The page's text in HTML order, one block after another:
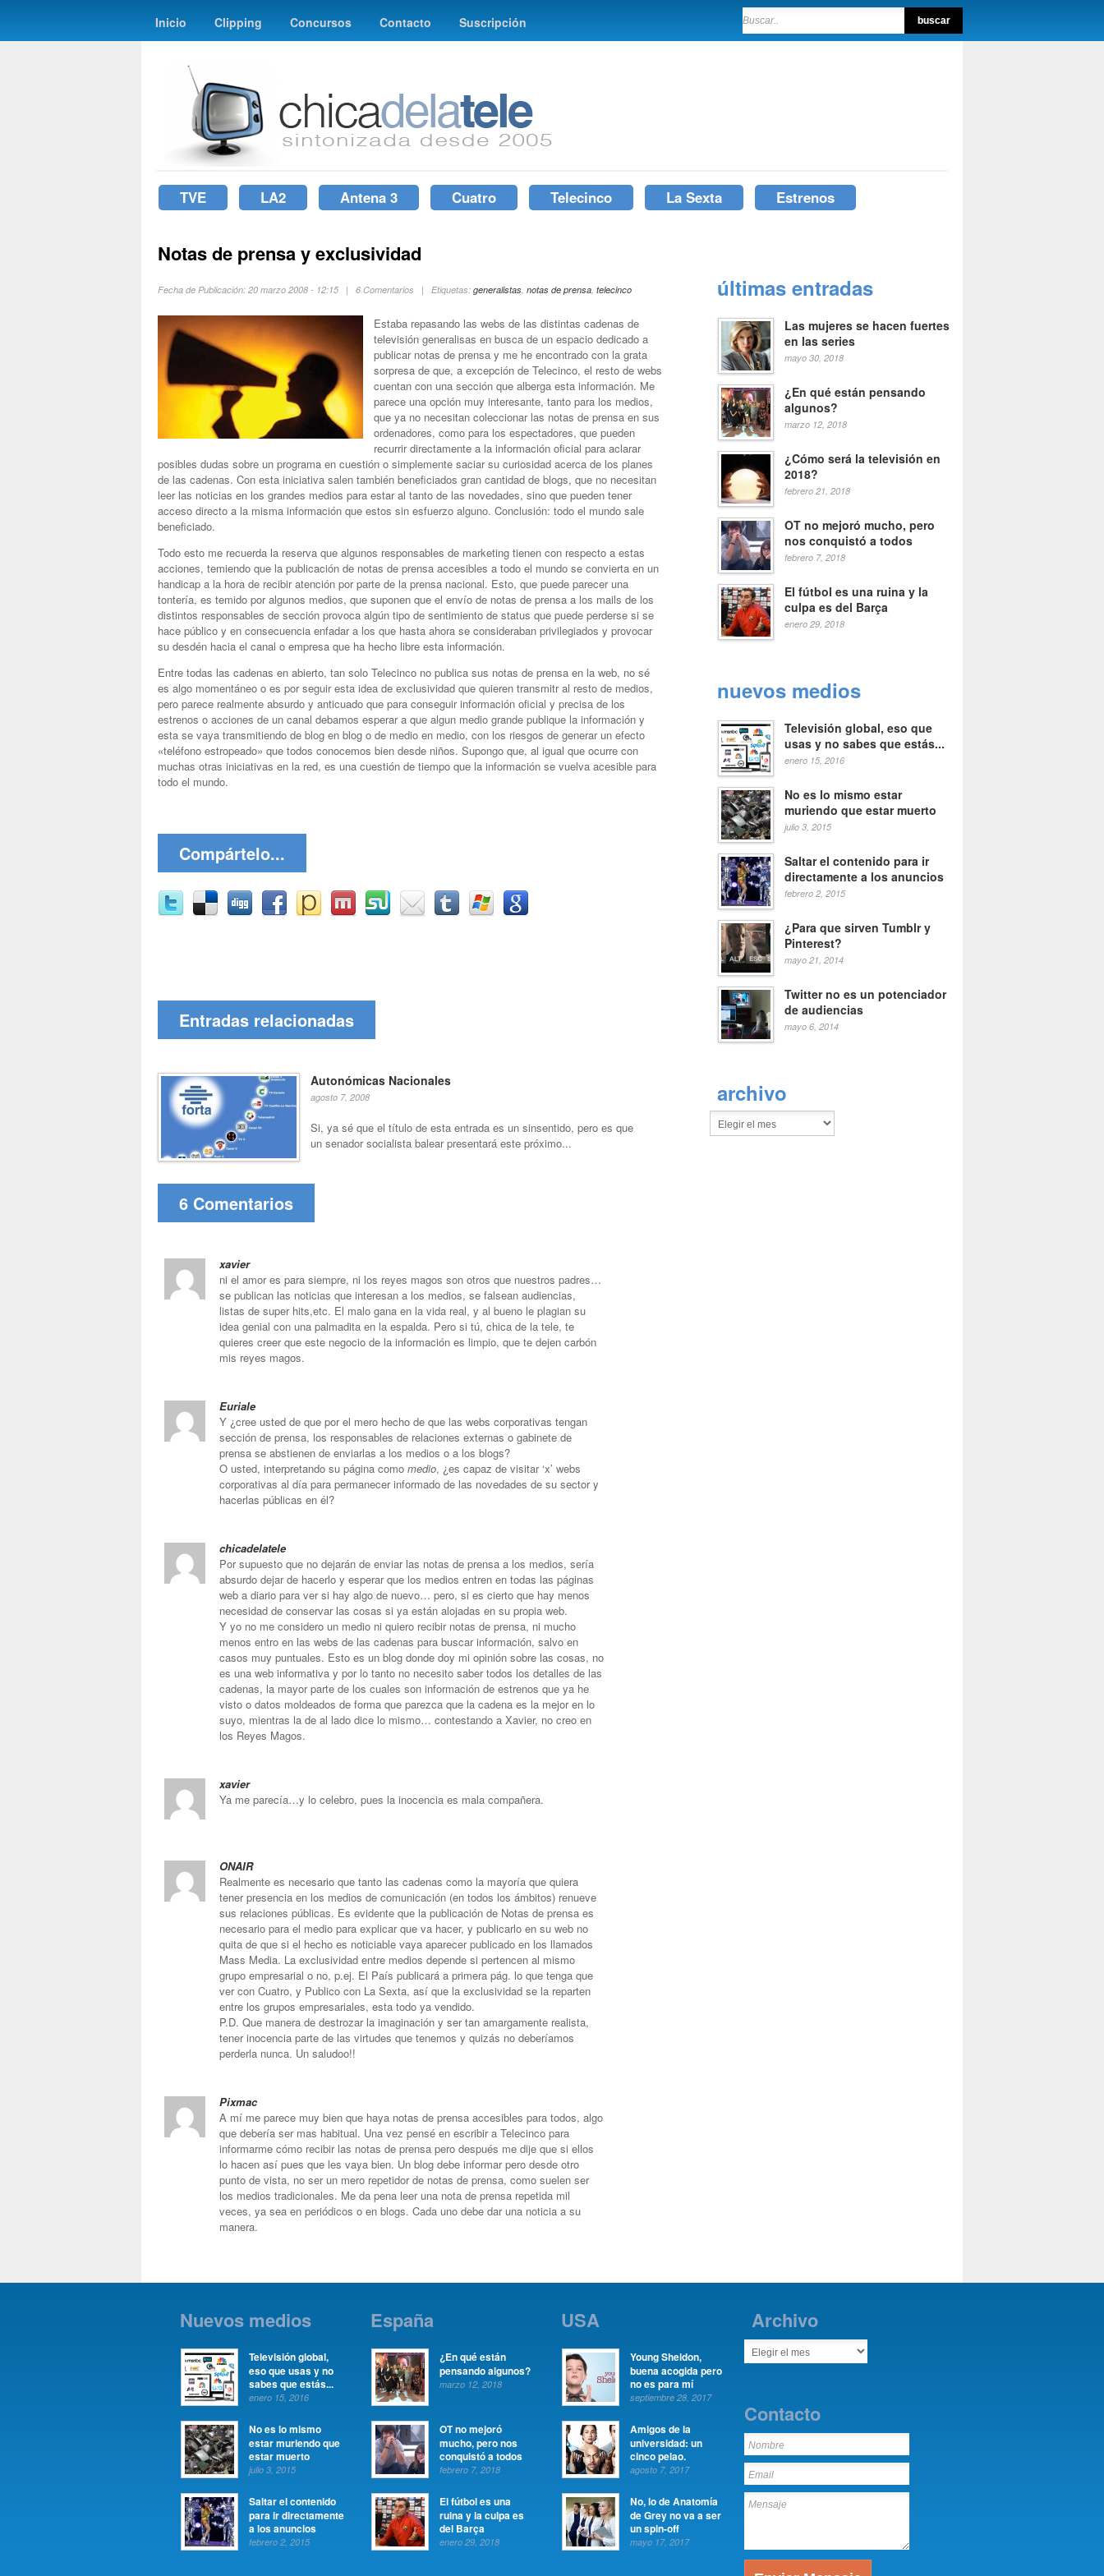
Inicio Clipping Concursos Contacto Suscripción
TVE LA2 Antena 3 Cuatro Telecinco La Sexta Estrenos
Notas de prensa y exclusividad
Fecha de Publicación: 20 marzo 2008 - 12:15 | 6 Comentarios | Etiquetas: generalistas, notas de prensa, telecinco
Estaba repasando las webs de las distintas cadenas de
televisión generalisas en busca de un espacio dedicado a
publicar notas de prensa y me he encontrado con la grata
sorpresa de que, a excepción de Telecinco, el resto de webs
cuentan con una sección que alberga esta información. Me
parece una opción muy interesante, tanto para los medios,
que ya no necesitan coleccionar las notas de prensa en sus
ordenadores, como para los espectadores, que pueden
recurrir directamente a la información oficial para aclarar
posibles dudas sobre un programa en cuestión o simplemente saciar su curiosidad acerca de los planes
de las cadenas. Con esta iniciativa salen también beneficiados gran cantidad de blogs, que no necesitan
leer las noticias en los grandes medios para estar al tanto de las novedades, sino que pueden tener
acceso directo a la misma información que estos sin esfuerzo alguno. Conclusión: todo el mundo sale
beneficiado.
Todo esto me recuerda la reserva que algunos responsables de marketing tienen con respecto a estas
acciones, temiendo que la publicación de notas de prensa accesibles a todo el mundo se convierta en un
handicap a la hora de recibir atención por parte de la prensa nacional. Esto, que puede parecer una
tontería, es temido por algunos medios, que suponen que el envío de notas de prensa a los mails de los
distintos responsables de sección provoca algún tipo de sentimiento de status que puede perderse si se
hace público y en consecuencia enfadar a los que hasta ahora se consideraban privilegiados y provocar
su desdén hacia el canal o empresa que ha hecho libre esta información.
Entre todas las cadenas en abierto, tan solo Telecinco no publica sus notas de prensa en la web, no sé
es algo momentáneo o es por seguir esta idea de exclusividad que quieren transmitr al resto de medios,
pero parece realmente absurdo y anticuado que para conseguir información oficial y precisa de los
estrenos o acciones de un canal debamos esperar a que algun medio grande publique la información y
esta se vaya transmitiendo de blog en blog o de medio en medio, con los riesgos de generar un efecto
«teléfono estropeado» que todos conocemos bien desde niños. Supongo que, al igual que ocurre con
muchas otras iniciativas en la red, es una cuestión de tiempo que la información se vuelva acesible para
todo el mundo.
Compártelo...
Entradas relacionadas
Autonómicas Nacionales
agosto 7, 2008
Si, ya sé que el título de esta entrada es un sinsentido, pero es que
un senador socialista balear presentará este próximo...
6 Comentarios
xavier
ni el amor es para siempre, ni los reyes magos son otros que nuestros padres…
se publican las noticias que interesan a los medios, se falsean audiencias,
listas de super hits,etc. El malo gana en la vida real, y al bueno le plagian su
idea genial con una palmadita en la espalda. Pero si tú, chica de la tele, te
quieres creer que este negocio de la información es limpio, que te dejen carbón
mis reyes magos.
Euriale
Y ¿cree usted de que por el mero hecho de que las webs corporativas tengan
sección de prensa, los responsables de relaciones externas o gabinete de
prensa se abstienen de enviarlas a los medios o a los blogs?
O usted, interpretando su página como medio, ¿es capaz de visitar ‘x’ webs
corporativas al día para permanecer informado de las novedades de su sector y
hacerlas públicas en él?
chicadelatele
Por supuesto que no dejarán de enviar las notas de prensa a los medios, sería
absurdo dejar de hacerlo y esperar que los medios entren en todas las páginas
web a diario para ver si hay algo de nuevo… pero, si es cierto que hay menos
necesidad de conservar las cosas si ya están alojadas en su propia web.
Y yo no me considero un medio ni quiero recibir notas de prensa, ni mucho
menos entro en las webs de las cadenas para buscar información, salvo en
casos muy puntuales. Esto es un blog donde doy mi opinión sobre las cosas, no
es una web informativa y por lo tanto no necesito saber todos los detalles de las
cadenas, la mayor parte de los cuales son información de estrenos que ya he
visto o datos moldeados de forma que parezca que la cadena es la mejor en lo
suyo, mientras la de al lado dice lo mismo… contestando a Xavier, no creo en
los Reyes Magos.
xavier
Ya me parecía…y lo celebro, pues la inocencia es mala compañera.
ONAIR
Realmente es necesario que tanto las cadenas como la mayoría que quiera
tener presencia en los medios de comunicación (en todos los ámbitos) renueve
sus relaciones públicas. Es evidente que la publicación de Notas de prensa es
necesario para el medio para explicar que va hacer, y publicarlo en su web no
quita de que si el hecho es noticiable vaya aparecer publicado en los llamados
Mass Media. La exclusividad entre medios depende si pertencen al mismo
grupo empresarial o no, p.ej. El País publicará a primera pág. lo que tenga que
ver con Cuatro, y Publico con La Sexta, así que la exclusividad se la reparten
entre los grupos empresariales, esta todo ya vendido.
P.D. Que manera de destrozar la imaginación y ser tan amargamente realista,
tener inocencia parte de las virtudes que tenemos y quizás no deberíamos
perderla nunca. Un saludoo!!
Pixmac
A mí me parece muy bien que haya notas de prensa accesibles para todos, algo
que debería ser mas habitual. Una vez pensé en escribir a Telecinco para
informarme cómo recibir las notas de prensa pero después me dije que si ellos
lo hacen así pues que les vaya bien. Un blog debe informar pero desde otro
punto de vista, no ser un mero repetidor de notas de prensa, como suelen ser
los medios tradicionales. Me da pena leer una nota de prensa repetida mil
veces, ya sea en periódicos o en blogs. Cada uno debe dar una noticia a su
manera.
últimas entradas
Las mujeres se hacen fuertes
en las series
mayo 30, 2018
¿En qué están pensando
algunos?
marzo 12, 2018
¿Cómo será la televisión en
2018?
febrero 21, 2018
OT no mejoró mucho, pero
nos conquistó a todos
febrero 7, 2018
El fútbol es una ruina y la
culpa es del Barça
enero 29, 2018
nuevos medios
Televisión global, eso que
usas y no sabes que estás...
enero 15, 2016
No es lo mismo estar
muriendo que estar muerto
julio 3, 2015
Saltar el contenido para ir
directamente a los anuncios
febrero 2, 2015
¿Para que sirven Tumblr y
Pinterest?
mayo 21, 2014
Twitter no es un potenciador
de audiencias
mayo 6, 2014
archivo
Nuevos medios
Televisión global,
eso que usas y no
sabes que estás...
enero 15, 2016
No es lo mismo
estar muriendo que
estar muerto
julio 3, 2015
Saltar el contenido
para ir directamente
a los anuncios
febrero 2, 2015
España
¿En qué están
pensando algunos?
marzo 12, 2018
OT no mejoró
mucho, pero nos
conquistó a todos
febrero 7, 2018
El fútbol es una
ruina y la culpa es
del Barça
enero 29, 2018
USA
Young Sheldon,
buena acogida pero
no es para mí
septiembre 28, 2017
Amigos de la
universidad: un
cinco pelao.
agosto 7, 2017
No, lo de Anatomía
de Grey no va a ser
un spin-off
mayo 17, 2017
Archivo
Contacto